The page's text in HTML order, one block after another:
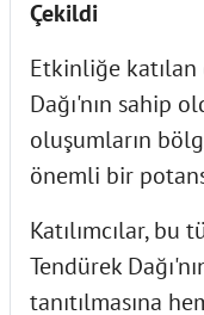
Çekildi
Etkinliğe katılan
Dağı'nın sahip
oluşumların
önemli bir
Katılımcılar, bu
Tendürek
tanıtılmasına